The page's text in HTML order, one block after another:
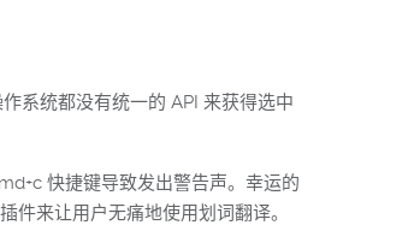
系统都没有统一的 API 来获得选中
快捷键导致发出警告声。幸运的
来让用户无痛地使用划词翻译。